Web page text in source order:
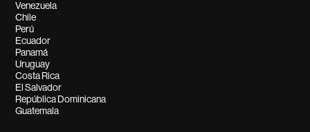
Venezuela
Chile
Perú
Ecuador
Panamá
Uruguay
Costa Rica
El Salvador
República Dominicana
Guatemala